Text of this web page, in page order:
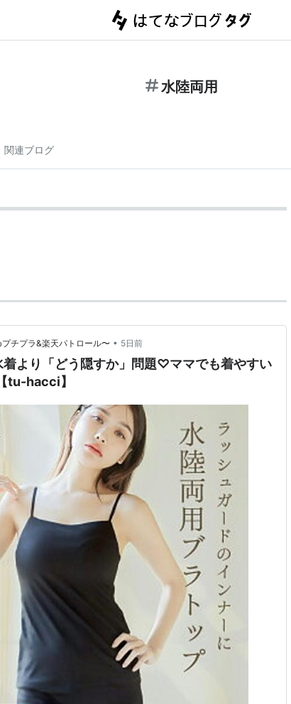
水陸両用
関連ブログ
チプラ&楽天パトロール〜 • 5日前
より「どう隠すか」問題♡ママでも着やすい
tu-hacci】